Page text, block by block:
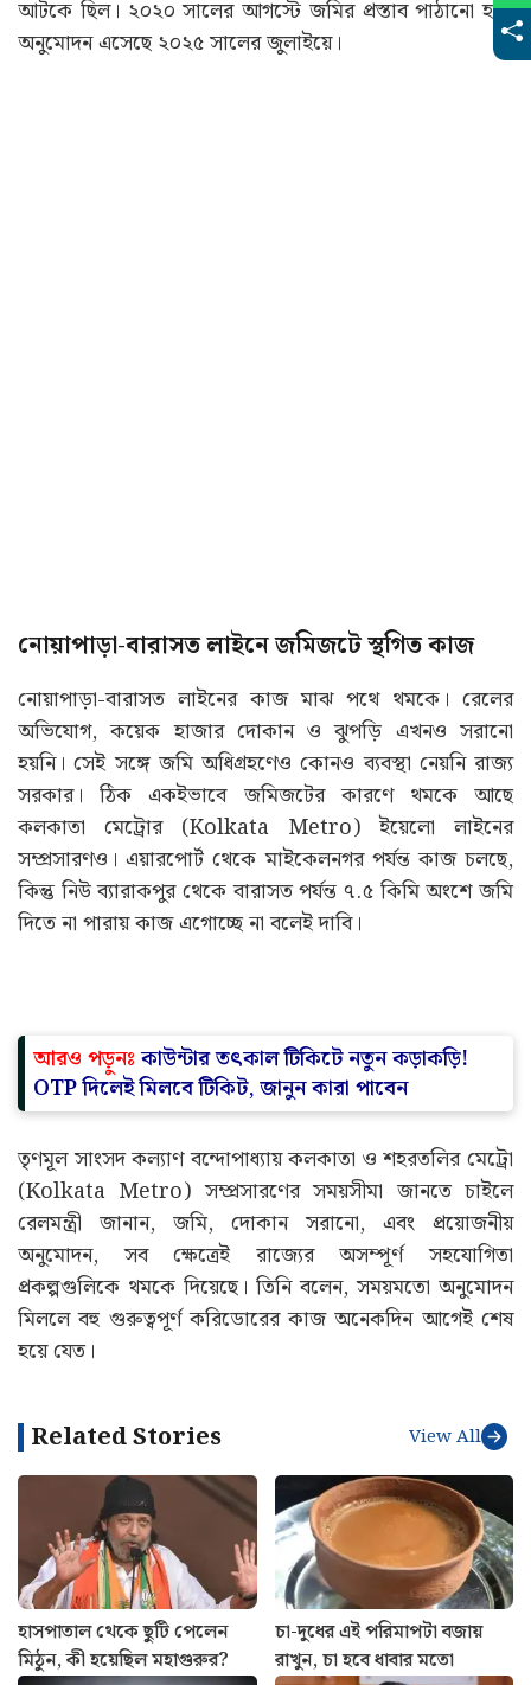
আটকে ছিল। ২০২০ সালের আগস্টে জমির প্রস্তাব পাঠানো হয়।
অনুমোদন এসেছে ২০২৫ সালের জুলাইয়ে।
নোয়াপাড়া-বারাসত লাইনে জমিজটে স্থগিত কাজ
নোয়াপাড়া-বারাসত লাইনের কাজ মাঝ পথে থমকে। রেলের
অভিযোগ, কয়েক হাজার দোকান ও ঝুপড়ি এখনও সরানো
হয়নি। সেই সঙ্গে জমি অধিগ্রহণেও কোনও ব্যবস্থা নেয়নি রাজ্য
সরকার। ঠিক একইভাবে জমিজটের কারণে থমকে আছে
কলকাতা মেট্রোর (Kolkata Metro) ইয়েলো লাইনের
সম্প্রসারণও। এয়ারপোর্ট থেকে মাইকেলনগর পর্যন্ত কাজ চলছে,
কিন্তু নিউ ব্যারাকপুর থেকে বারাসত পর্যন্ত ৭.৫ কিমি অংশে জমি
দিতে না পারায় কাজ এগোচ্ছে না বলেই দাবি।
আরও পড়ুনঃ কাউন্টার তৎকাল টিকিটে নতুন কড়াকড়ি!
OTP দিলেই মিলবে টিকিট, জানুন কারা পাবেন
তৃণমূল সাংসদ কল্যাণ বন্দোপাধ্যায় কলকাতা ও শহরতলির মেট্রো
(Kolkata Metro) সম্প্রসারণের সময়সীমা জানতে চাইলে
রেলমন্ত্রী জানান, জমি, দোকান সরানো, এবং প্রয়োজনীয়
অনুমোদন, সব ক্ষেত্রেই রাজ্যের অসম্পূর্ণ সহযোগিতা
প্রকল্পগুলিকে থমকে দিয়েছে। তিনি বলেন, সময়মতো অনুমোদন
মিললে বহু গুরুত্বপূর্ণ করিডোরের কাজ অনেকদিন আগেই শেষ
হয়ে যেত।
Related Stories View All
হাসপাতাল থেকে ছুটি পেলেন
মিঠুন, কী হয়েছিল মহাগুরুর?
চা-দুধের এই পরিমাপটা বজায়
রাখুন, চা হবে ধাবার মতো